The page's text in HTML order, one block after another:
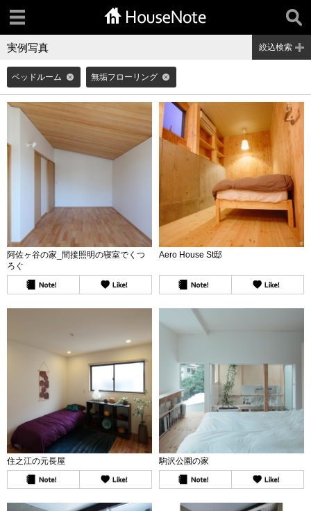
実例写真 絞込検索
ベッドルーム 無垢フローリング
阿佐ヶ谷の家_間接照明の寝室でくつ
ろぐ
Aero House St邸
住之江の元長屋 駒沢公園の家